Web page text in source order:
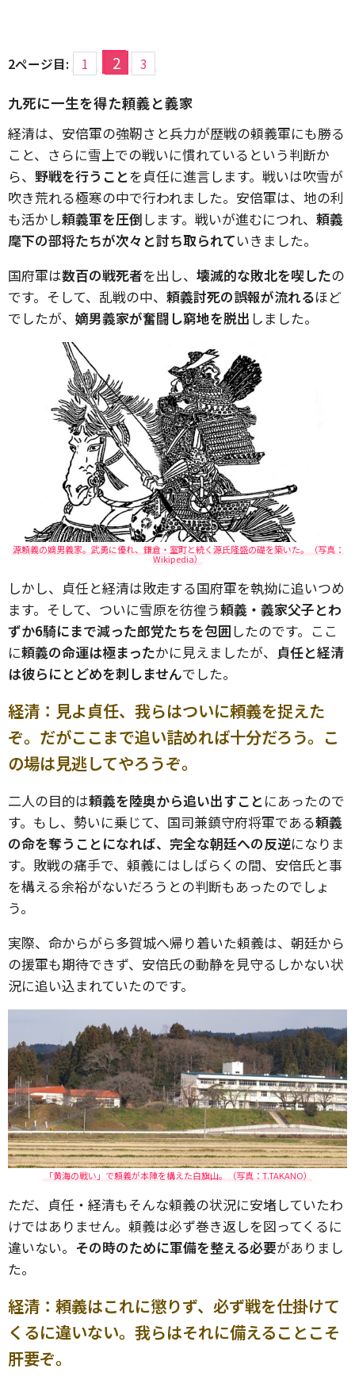
2ページ目: 1 2 3
九死に一生を得た頼義と義家
経清は、安倍軍の強靭さと兵力が歴戦の頼義軍にも勝る
こと、さらに雪上での戦いに慣れているという判断か
ら、 野戦を行うことを貞任に進言します。戦いは吹雪が
吹き荒れる極寒の中で行われました。安倍軍は、地の利
も活かし頼義軍を圧倒 します。戦いが進むにつれ、 頼義
麾下の部将たちが次々と討ち取られていきました。
国府軍は数百の戦死者を出し、 壊滅的な敗北を喫したの
です。そして、乱戦の中、 頼義討死の誤報が流れるほど
でしたが、 嫡男義家が奮闘し窮地を脱出 しました。
源頼義の嫡男義家。武勇に優れ、鎌倉・室町と続く源氏隆盛の礎を築いた。（写真：
Wikipedia）
しかし、貞任と経清は敗走する国府軍を執拗に追いつめ
ます。そして、ついに雪原を彷徨う頼義・義家父子とわ
ずか6騎にまで減った郎党たちを包囲 したのです。ここ
に頼義の命運は極まったかに見えましたが、 貞任と経清
は彼らにとどめを刺しませんでした。
経清：見よ貞任、我らはついに頼義を捉えた
ぞ。だがここまで追い詰めれば十分だろう。こ
の場は見逃してやろうぞ。
二人の目的は頼義を陸奥から追い出すことにあったので
す。もし、勢いに乗じて、国司兼鎮守府将軍である頼義
の命を奪うことになれば、完全な朝廷への反逆になりま
す。敗戦の痛手で、頼義にはしばらくの間、安倍氏と事
を構える余裕がないだろうとの判断もあったのでしょ
う。
実際、命からがら多賀城へ帰り着いた頼義は、朝廷から
の援軍も期待できず、安倍氏の動静を見守るしかない状
況に追い込まれていたのです。
「黄海の戦い」で頼義が本陣を構えた白旗山。（写真：T.TAKANO）
ただ、貞任・経清もそんな頼義の状況に安堵していたわ
けではありません。頼義は必ず巻き返しを図ってくるに
違いない。 その時のために軍備を整える必要がありまし
た。
経清：頼義はこれに懲りず、必ず戦を仕掛けて
くるに違いない。我らはそれに備えることこそ
肝要ぞ。